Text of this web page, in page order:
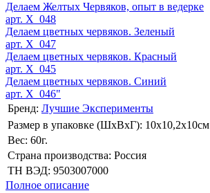
Делаем Желтых Червяков, опыт в ведерке
арт. X_048
Делаем цветных червяков. Зеленый
арт. X_047
Делаем цветных червяков. Красный
арт. X_045
Делаем цветных червяков. Синий
арт. X_046"
Бренд: Лучшие Эксперименты
Размер в упаковке (ШхВxГ): 10х10,2х10cм
Вес: 60г.
Страна производства: Россия
ТН ВЭД: 9503007000
Полное описание